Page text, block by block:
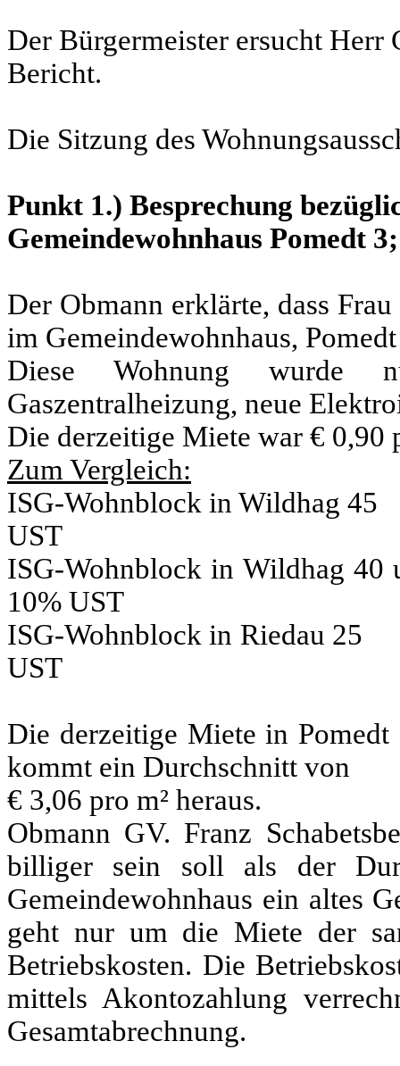
Der Bürgermeister ersucht Herr
Bericht.
Die Sitzung des
Punkt 1.) Besprechung
Gemeindewohnhaus Pomedt
Der Obmann erklärte, dass
im Gemeindewohnhaus,
Diese Wohnung wurde
Gaszentralheizung, neue
Die derzeitige Miete war € 0,90
Zum Vergleich:
ISG-Wohnblock in
UST
ISG-Wohnblock in
10% UST
ISG-Wohnblock in
UST
Die derzeitige Miete in
kommt ein Durchschnitt von
€ 3,06 pro m² heraus.
Obmann GV. Franz
billiger sein soll als der
Gemeindewohnhaus ein altes
geht nur um die Miete der
Betriebskosten. Die
mittels Akontozahlung
Gesamtabrechnung.